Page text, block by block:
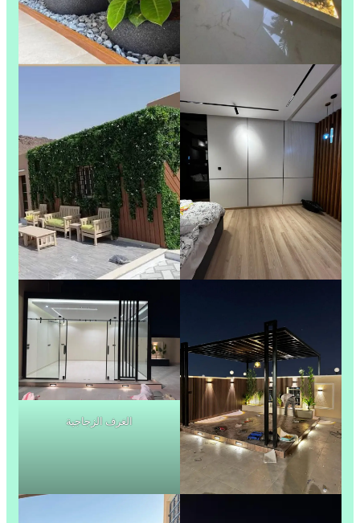
الغرف الزجاجية